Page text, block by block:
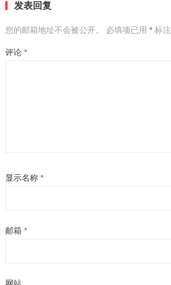
发表回复
您的邮箱地址不会被公开。 必填项已用 *标注
评论 *
显示名称 *
邮箱 *